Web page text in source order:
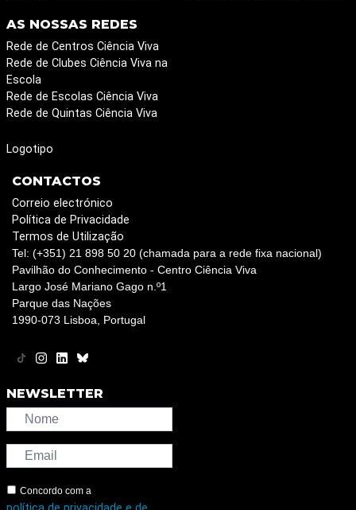
AS NOSSAS REDES
Rede de Centros Ciência Viva
Rede de Clubes Ciência Viva na
Escola
Rede de Escolas Ciência Viva
Rede de Quintas Ciência Viva
Logotipo
CONTACTOS
Correio electrónico
Política de Privacidade
Termos de Utilização
Tel: (+351) 21 898 50 20 (chamada para a rede fixa nacional)
Pavilhão do Conhecimento - Centro Ciência Viva
Largo José Mariano Gago n.º1
Parque das Nações
1990-073 Lisboa, Portugal
NEWSLETTER
Concordo com a